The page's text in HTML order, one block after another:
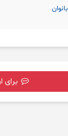
بانوان
برای